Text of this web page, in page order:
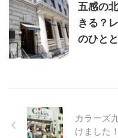
五感の
きる？
のひと
カラーズ
けました